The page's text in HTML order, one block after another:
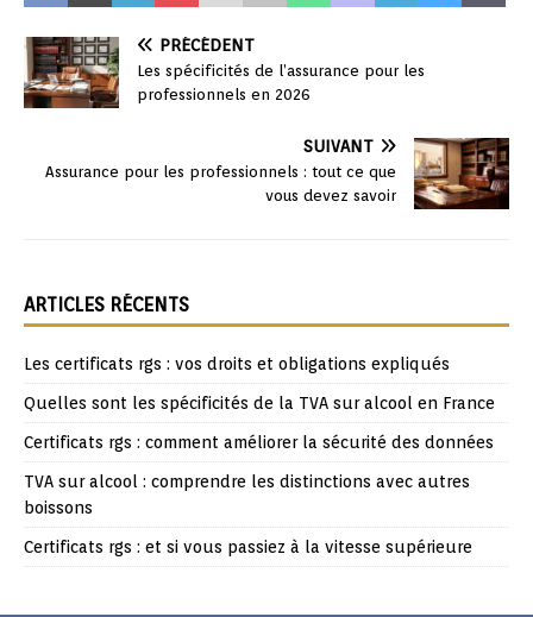
PRÉCÉDENT
Les spécificités de l’assurance pour les
professionnels en 2026
SUIVANT
Assurance pour les professionnels : tout ce que
vous devez savoir
ARTICLES RÉCENTS
Les certificats rgs : vos droits et obligations expliqués
Quelles sont les spécificités de la TVA sur alcool en France
Certificats rgs : comment améliorer la sécurité des données
TVA sur alcool : comprendre les distinctions avec autres
boissons
Certificats rgs : et si vous passiez à la vitesse supérieure